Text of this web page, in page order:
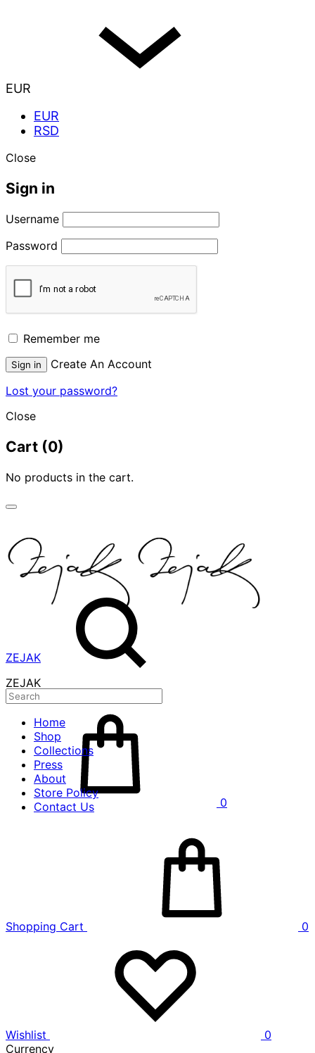
EUR
EUR
RSD
Close
Sign in
Username
Password
Remember me
Sign in
Create An Account
Lost your password?
Close
Cart (0)
No products in the cart.
ZEJAK
ZEJAK
0
Home
Shop
Collections
Press
About
Store Policy
Contact Us
Shopping Cart 0
Wishlist
0
Currency